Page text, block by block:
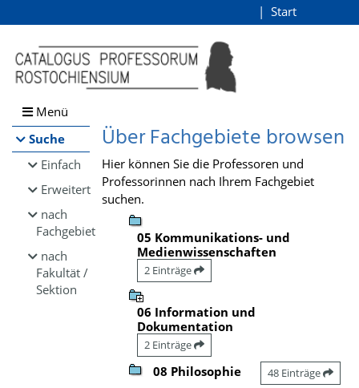
Browsen
direkt zum Inhalt
Start
Menü
Suche
Einfach
Erweitert
nach
Fachgebiet
nach
Fakultät /
Sektion
Über Fachgebiete browsen
Hier können Sie die Professoren und
Professorinnen nach Ihrem Fachgebiet
suchen.
05 Kommunikations- und
Medienwissenschaften
2 Einträge
06 Information und
Dokumentation
2 Einträge
08 Philosophie 48 Einträge